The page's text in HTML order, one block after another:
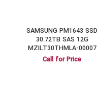
SAMSUNG PM1643 SSD
30.72TB SAS 12G
MZILT30THMLA-00007
Call for Price